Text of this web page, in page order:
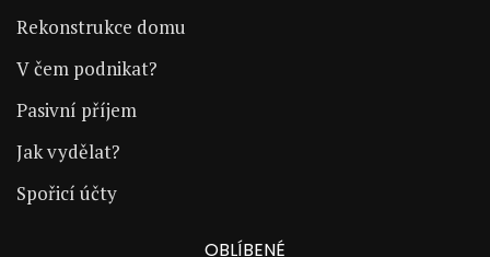
Rekonstrukce domu
V čem podnikat?
Pasivní příjem
Jak vydělat?
Spořicí účty
OBLÍBENÉ